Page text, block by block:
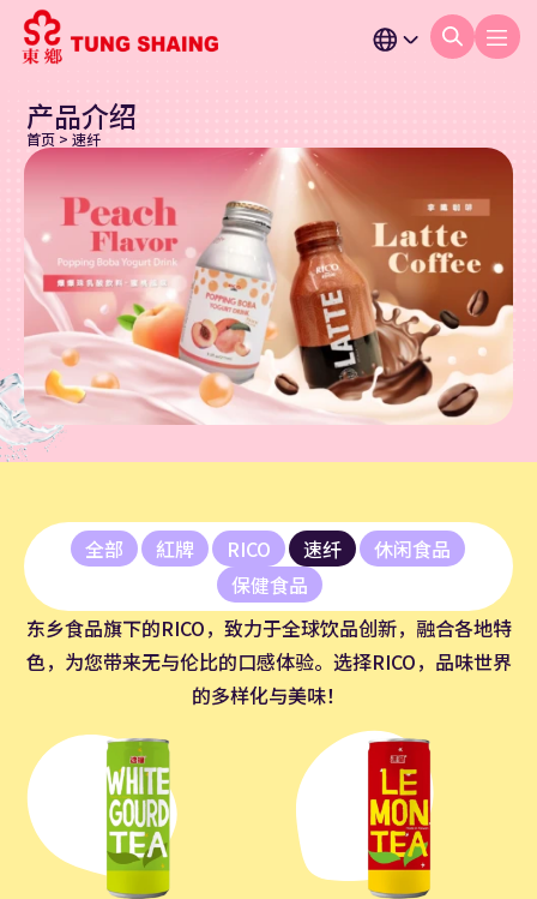
产品介绍
首页 >速纤
全部 紅牌 RICO 速纤
休闲食品
保健食品
东乡食品旗下的RICO，致力于全球饮品创新，融合各地特
色，为您带来无与伦比的口感体验。选择RICO，品味世界
的多样化与美味！